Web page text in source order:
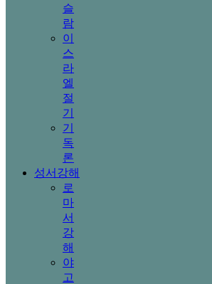
슬
람
이
스
라
엘
절
기
기
독
론
성서강해
로
마
서
강
해
야
고